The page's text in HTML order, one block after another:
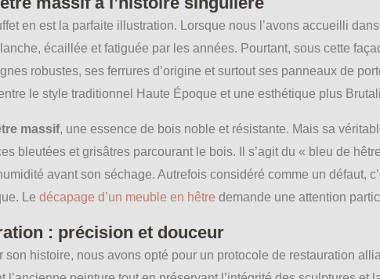
en est la parfaite illustration. Lorsque nous l’avons accueilli
écaillée et fatiguée par les années. Pourtant, sous cette
robustes, ses ferrures d’origine et surtout ses panneaux de
le style traditionnel Haute Époque et une esthétique plus
massif, une essence de bois noble et résistante. Mais sa
bleutées et grisâtres parcourant le bois. Il s’agit du « bleu de
avant son séchage. Autrefois considéré comme un défaut,
Le décapage d’un meuble en hêtre demande une attention
: précision et douceur
son histoire, nous avons opté pour un protocole de restauration